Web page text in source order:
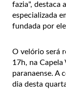
fazia", destaca
especializada
fundada por
O velório será
17h, na Capela
paranaense. A
dia desta